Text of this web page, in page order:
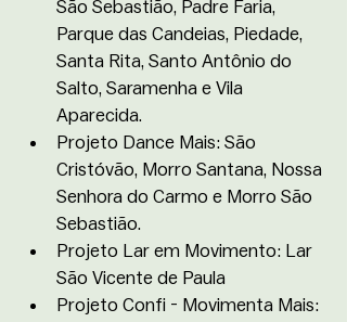
São Sebastião, Padre Faria,
Parque das Candeias, Piedade,
Santa Rita, Santo Antônio do
Salto, Saramenha e Vila
Aparecida.
Projeto Dance Mais: São
Cristóvão, Morro Santana, Nossa
Senhora do Carmo e Morro São
Sebastião.
Projeto Lar em Movimento: Lar
São Vicente de Paula
Projeto Confi - Movimenta Mais: